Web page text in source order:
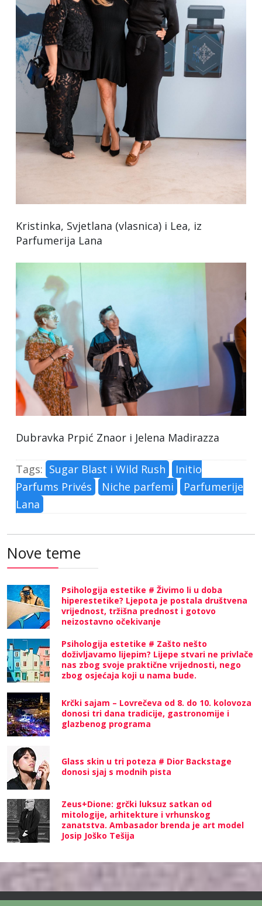
Kristinka, Svjetlana (vlasnica) i Lea, iz
Parfumerija Lana
Dubravka Prpić Znaor i Jelena Madirazza
Tags: Sugar Blast i Wild Rush
Initio
Parfums Privés
Niche parfemi
Parfumerije
Lana
Nove teme
Psihologija estetike # Živimo li u doba
hiperestetike? Ljepota je postala društvena
vrijednost, tržišna prednost i gotovo
neizostavno očekivanje
Psihologija estetike # Zašto nešto
doživljavamo lijepim? Lijepe stvari ne privlače
nas zbog svoje praktične vrijednosti, nego
zbog osjećaja koji u nama bude.
Krčki sajam – Lovrečeva od 8. do 10. kolovoza
donosi tri dana tradicije, gastronomije i
glazbenog programa
Glass skin u tri poteza # Dior Backstage
donosi sjaj s modnih pista
Zeus+Dione: grčki luksuz satkan od
mitologije, arhitekture i vrhunskog
zanatstva. Ambasador brenda je art model
Josip Joško Tešija